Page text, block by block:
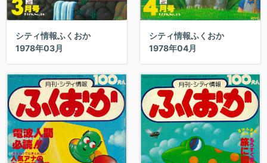
シティ情報ふくおか
1978年03月
シティ情報ふくおか
1978年04月